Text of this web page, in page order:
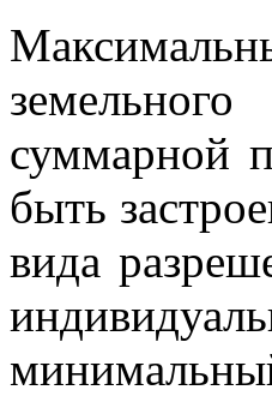
суммарной
быть
вида